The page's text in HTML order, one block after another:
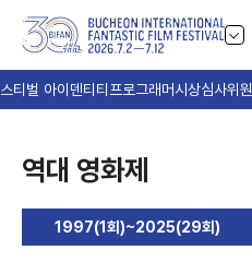
티벌 아이덴티티 프로그래머시상심사위원
역대 영화제
1997(1회)~2025(29회)